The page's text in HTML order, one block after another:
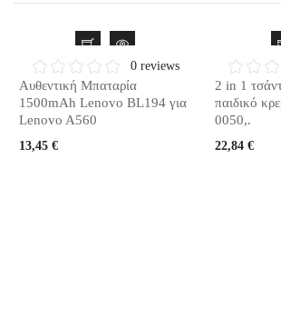
0 reviews
Αυθεντική Μπαταρία
1500mAh Lenovo BL194 για
Lenovo A560
13,45 €
2 in 1
παιδικό
0050,.
22,84 €